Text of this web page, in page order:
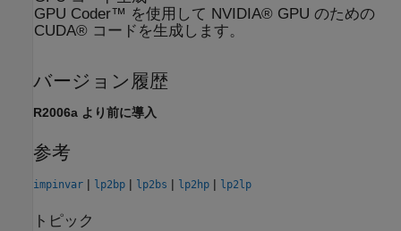
GPU Coder™ を使用して NVIDIA® GPU のための
CUDA® コードを生成します。
バージョン履歴
R2006a より前に導入
参考
impinvar | lp2bp | lp2bs | lp2hp | lp2lp
トピック